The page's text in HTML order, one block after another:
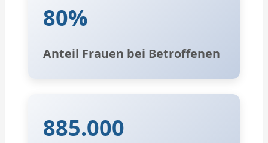
80%
Anteil Frauen bei Betroffenen
885.000